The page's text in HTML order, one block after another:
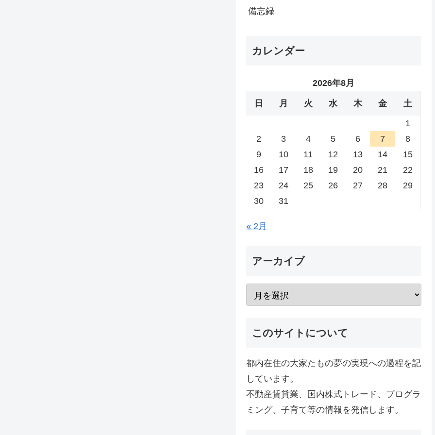
備忘録
カレンダー
2026年8月
日 月 火 水 木 金 土
1
2
3 4 5 6 7
8
9
10 11 12 13 14
15
16
17 18 19 20 21
22
23
24 25 26 27 28
29
30
31
« 2月
アーカイブ
このサイトについて
都内在住の大家たもの夢の実現への過程を記
しています。
不動産賃貸業、国内株式トレード、プログラ
ミング、子育て等の情報を発信します。